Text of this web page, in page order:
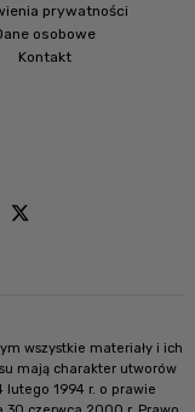
prywatności
osobowe
Kontakt
wszystkie materiały i ich
mają charakter utworów
lutego 1994 r. o prawie